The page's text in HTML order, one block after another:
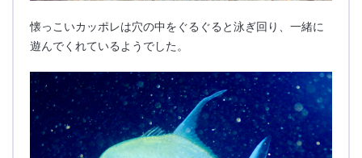
懐っこいカッポレは穴の中をぐるぐると泳ぎ回り、一緒に
遊んでくれているようでした。